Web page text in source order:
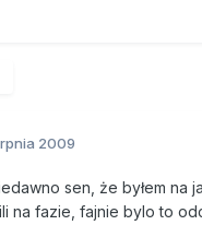
2009
sen, że byłem
na fazie, fajnie bylo to